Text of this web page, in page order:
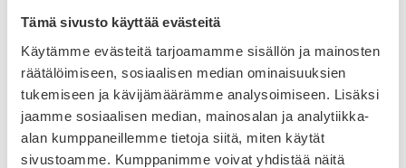
Tämä sivusto käyttää evästeitä
Käytämme evästeitä tarjoamamme sisällön ja mainosten
räätälöimiseen, sosiaalisen median ominaisuuksien
tukemiseen ja kävijämäärämme analysoimiseen. Lisäksi
jaamme sosiaalisen median, mainosalan ja analytiikka-
alan kumppaneillemme tietoja siitä, miten käytät
sivustoamme. Kumppanimme voivat yhdistää näitä
Lääkkeillä ja reseptillä ostetuilla tuotteilla ei ole
palautusoikeutta.
Varaa reseptilääke apteekkiin, maksa apteekissa